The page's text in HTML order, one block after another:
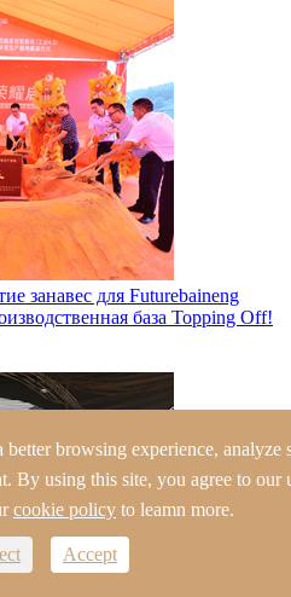
занавес для Futurebaineng
база Topping Off!
browsing experience, analyze
By using this site, you agree to our
cookie policy to leamn more.
Accept